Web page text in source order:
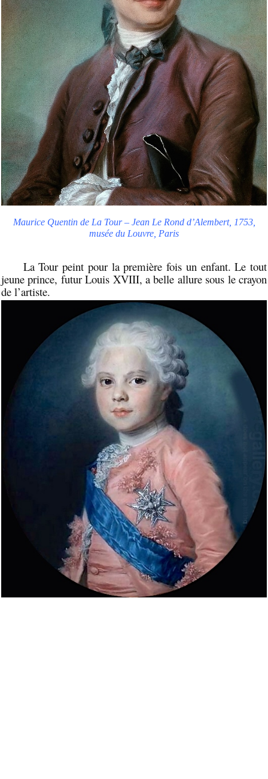
Maurice Quentin de La Tour – Jean Le Rond d’Alembert, 1753,
musée du Louvre, Paris
La Tour peint pour la première fois un enfant. Le tout
jeune prince, futur Louis XVIII, a belle allure sous le crayon
de l’artiste.